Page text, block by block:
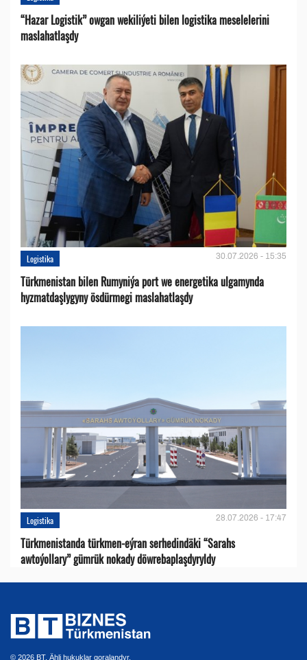
“Hazar Logistik” owgan wekiliýeti bilen logistika meselelerini
maslahatlaşdy
Logistika 30.07.2026 - 15:35
Türkmenistan bilen Rumyniýa port we energetika ulgamynda
hyzmatdaşlygyny ösdürmegi maslahatlaşdy
Logistika 28.07.2026 - 17:47
Türkmenistanda türkmen-eýran serhedindäki “Sarahs
awtoýollary” gümrük nokady döwrebaplaşdyryldy
© 2026 BT. Ähli hukuklar goralandyr.